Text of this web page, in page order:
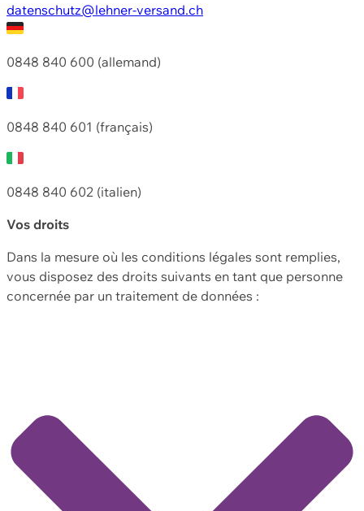
datenschutz@lehner-versand.ch
0848 840 600 (allemand)
0848 840 601 (français)
0848 840 602 (italien)
Vos droits
Dans la mesure où les conditions légales sont remplies,
vous disposez des droits suivants en tant que personne
concernée par un traitement de données :